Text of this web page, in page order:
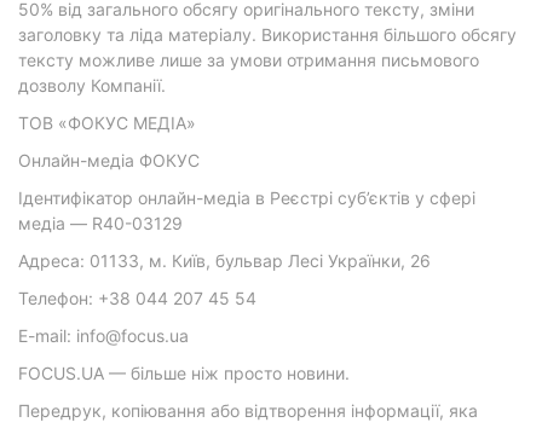
50% від загального обсягу оригінального тексту, зміни
заголовку та ліда матеріалу. Використання більшого обсягу
тексту можливе лише за умови отримання письмового
дозволу Компанії.
ТОВ «ФОКУС МЕДІА»
Онлайн-медіа ФОКУС
Ідентифікатор онлайн-медіа в Реєстрі суб’єктів у сфері
медіа — R40-03129
Адреса: 01133, м. Київ, бульвар Лесі Українки, 26
Телефон: +38 044 207 45 54
E-mail: info@focus.ua
FOCUS.UA — більше ніж просто новини.
Передрук, копіювання або відтворення інформації, яка